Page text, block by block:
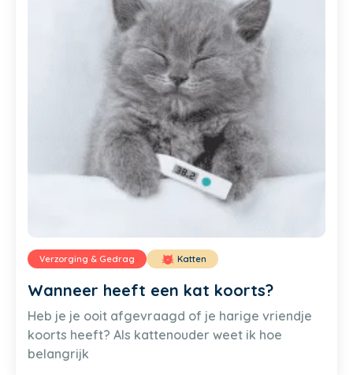
Verzorging & Gedrag Katten
Wanneer heeft een kat koorts?
Heb je je ooit afgevraagd of je harige vriendje
koorts heeft? Als kattenouder weet ik hoe
belangrijk